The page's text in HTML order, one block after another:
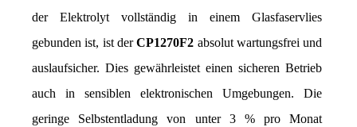
der Elektrolyt vollständig in einem Glasfaservlies
gebunden ist, ist der CP1270F2 absolut wartungsfrei und
auslaufsicher. Dies gewährleistet einen sicheren Betrieb
auch in sensiblen elektronischen Umgebungen. Die
geringe Selbstentladung von unter 3 % pro Monat